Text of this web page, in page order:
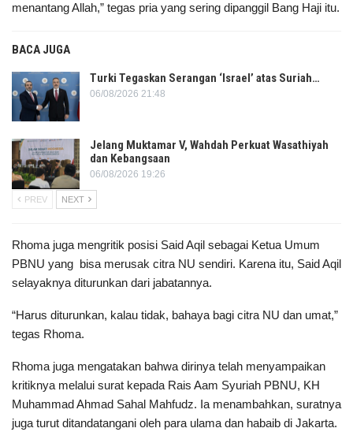
menantang Allah,” tegas pria yang sering dipanggil Bang Haji itu.
BACA JUGA
Turki Tegaskan Serangan ‘Israel’ atas Suriah…
06/08/2026 21:48
Jelang Muktamar V, Wahdah Perkuat Wasathiyah
dan Kebangsaan
06/08/2026 19:26
PREV NEXT
Rhoma juga mengritik posisi Said Aqil sebagai Ketua Umum
PBNU yang bisa merusak citra NU sendiri. Karena itu, Said Aqil
selayaknya diturunkan dari jabatannya.
“Harus diturunkan, kalau tidak, bahaya bagi citra NU dan umat,”
tegas Rhoma.
Rhoma juga mengatakan bahwa dirinya telah menyampaikan
kritiknya melalui surat kepada Rais Aam Syuriah PBNU, KH
Muhammad Ahmad Sahal Mahfudz. Ia menambahkan, suratnya
juga turut ditandatangani oleh para ulama dan habaib di Jakarta.